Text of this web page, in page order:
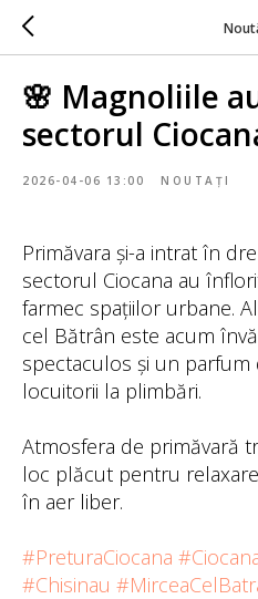
🌸 Magnoliile
sectorul
2026-04-06 13:00 NOUTAȚI
Primăvara și-a intrat în
sectorul Ciocana au
farmec spațiilor urbane.
cel Bătrân este acum
spectaculos și un parfum
locuitorii la plimbări.
Atmosfera de primăvară
loc plăcut pentru
în aer liber.
#PreturaCiocana
#Chisinau